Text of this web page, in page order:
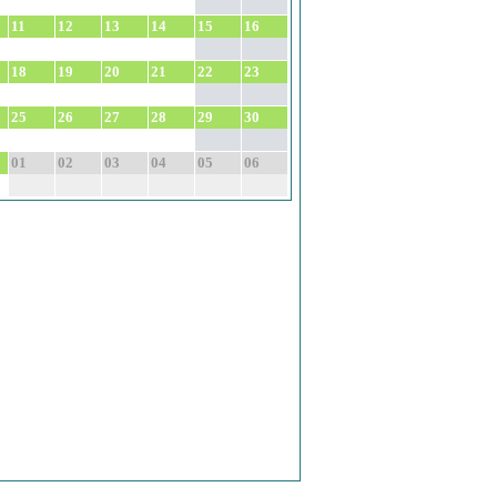
11 12 13 14 15 16
18 19 20 21 22 23
25 26 27 28 29 30
01 02 03 04 05 06